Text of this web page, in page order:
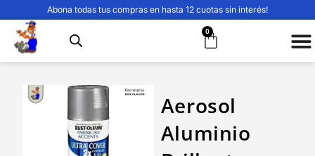
Abona todas tus compras en hasta 12 cuotas sin interés!
0
Aerosol
Aluminio